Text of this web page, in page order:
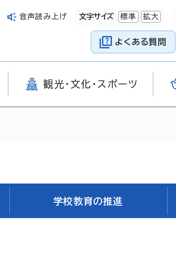
音声読み上げ 文字サイズ 標準 拡大
よくある質問
観光・文化・スポーツ
学校教育の推進